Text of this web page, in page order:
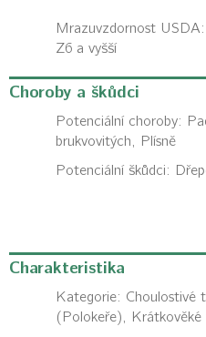
Mrazuvzdornost USDA:
Z6 a vyšší
Choroby a škůdci
Potenciální choroby:
brukvovitých, Plísně
Potenciální škůdci:
Charakteristika
Kategorie: Choulostivé
(Polokeře), Krátkověké